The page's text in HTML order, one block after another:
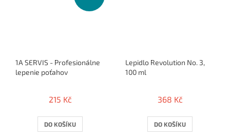
1A SERVIS - Profesionálne
lepenie poťahov
215 Kč
DO KOŠÍKU
Lepidlo Revolution No. 3,
100 ml
368 Kč
DO KOŠÍKU